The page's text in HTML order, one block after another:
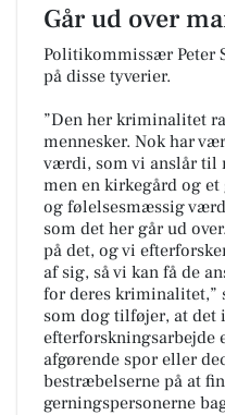
Går ud over
Politikommissær Peter
på disse tyverier.
”Den her kriminalitet
mennesker. Nok har
værdi, som vi anslår til
men en kirkegård og
og følelsesmæssig
som det her går ud
på det, og vi
af sig, så vi kan få de
for deres
som dog tilføjer, at det
efterforskningsarbejde
afgørende spor eller
bestræbelserne på at
gerningspersonerne